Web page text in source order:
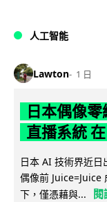
人工智能
Lawton 1 日
日本偶像
直播系統
日本 AI 技術界近
偶像前 Juice=Juice
下，僅憑藉與...